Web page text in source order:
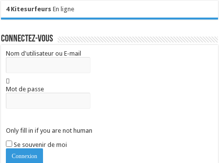
4 Kitesurfeurs En ligne
Connectez-vous
Nom d'utilisateur ou E-mail
Mot de passe
Only fill in if you are not human
Se souvenir de moi